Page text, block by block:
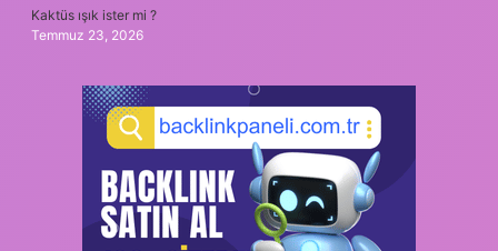
Kaktüs ışık ister mi ?
Temmuz 23, 2026